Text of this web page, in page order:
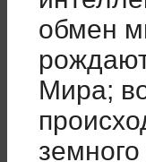
обмен
Мира;